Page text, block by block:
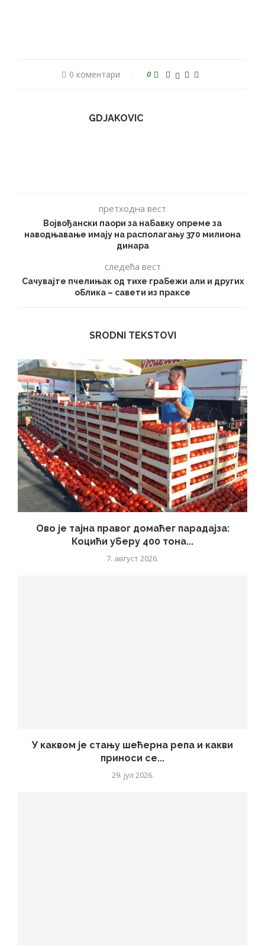
0 коментари 0
GDJAKOVIC
претходна вест
Војвођански паори за набавку опреме за
наводњавање имају на располагању 370 милиона
динара
следећа вест
Сачувајте пчелињак од тихе грабежи али и других
облика – савети из праксе
SRODNI TEKSTOVI
Ово је тајна правог домаћег парадајза:
Коцићи уберу 400 тона...
7. август 2026.
У каквом је стању шећерна репа и какви
приноси се...
29. јул 2026.